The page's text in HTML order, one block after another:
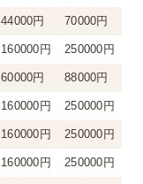
44000円 70000円
160000円 250000円
60000円 88000円
160000円 250000円
160000円 250000円
160000円 250000円